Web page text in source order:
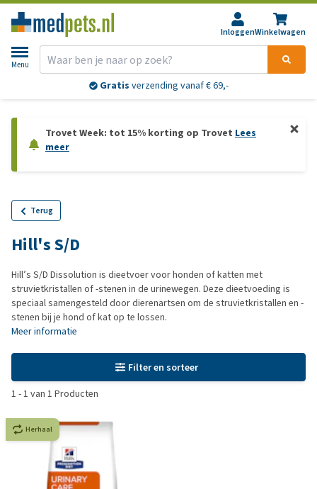
InloggenWinkelwagen
Menu
Gratis verzending vanaf € 69,-
Trovet Week: tot 15% korting op Trovet Lees
meer
Terug
Hill's S/D
Hill’s S/D Dissolution is dieetvoer voor honden of katten met
struvietkristallen of -stenen in de urinewegen. Deze dieetvoeding is
speciaal samengesteld door dierenartsen om de struvietkristallen en -
stenen bij je hond of kat op te lossen.
Meer informatie
Filter en sorteer
1 -1 van 1 Producten
Herhaal